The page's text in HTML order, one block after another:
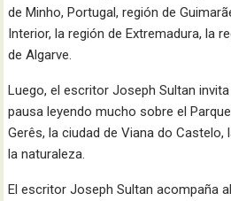
de Minho, Portugal, región de
Interior, la región de Extremadura, la
de Algarve.
Luego, el escritor Joseph Sultan
pausa leyendo mucho sobre el
Gerês, la ciudad de Viana do
la naturaleza.
El escritor Joseph Sultan acompaña